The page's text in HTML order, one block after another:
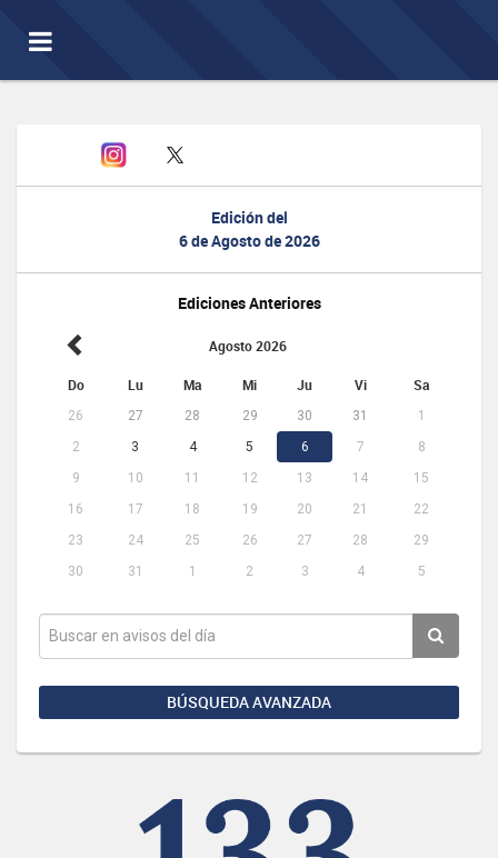
Toggle
navigation
Edición del
6 de Agosto de 2026
Ediciones Anteriores
Agosto 2026
Do Lu Ma Mi Ju Vi Sa
26 27 28 29 30 31
1
2
3 4 5 6 7
8
9
10 11 12 13 14
15
16
17 18 19 20 21
22
23
24 25 26 27 28
29
30
31 1 2 3 4 5
BÚSQUEDA AVANZADA